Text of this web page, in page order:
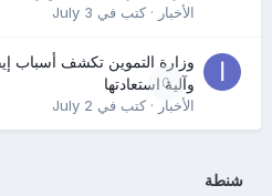
الأخبار· كتب في July 3
0
وزارة التموين تكشف أسباب
وآلية استعادتها
الأخبار· كتب في July 2
شنطة